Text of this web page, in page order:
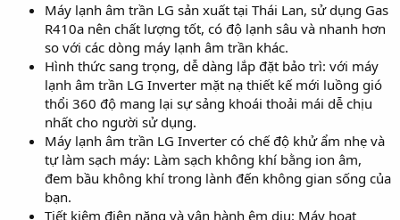
Máy lạnh âm trần LG sản xuất tại Thái Lan, sử dụng Gas
R410a nên chất lượng tốt, có độ lạnh sâu và nhanh hơn
so với các dòng máy lạnh âm trần khác.
Hình thức sang trọng, dễ dàng lắp đặt bảo trì: với máy
lạnh âm trần LG Inverter mặt nạ thiết kế mới luồng gió
thổi 360 độ mang lại sự sảng khoái thoải mái dễ chịu
nhất cho người sử dụng.
Máy lạnh âm trần LG Inverter có chế độ khử ẩm nhẹ và
tự làm sạch máy: Làm sạch không khí bằng ion âm,
đem bầu không khí trong lành đến không gian sống của
bạn.
Tiết kiệm điện năng và vận hành êm dịu: Máy hoạt